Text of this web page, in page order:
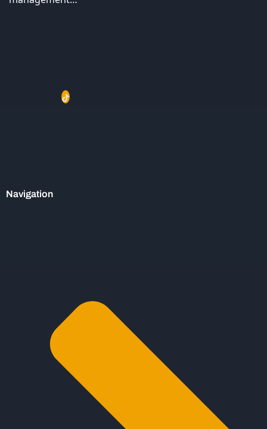
Navigation